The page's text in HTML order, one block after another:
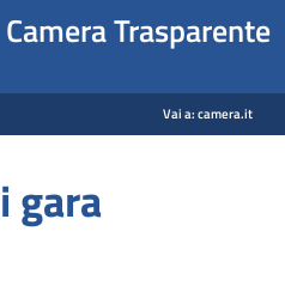
Camera Trasparente
Vai a:camera.it
gara